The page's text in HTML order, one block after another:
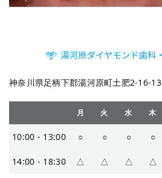
神奈川県足柄下郡湯河原町土肥2-16-13
月 火 水 木
10:00 - 13:00 ○ ○ ○ ○
14:00 - 18:30 △ △ △ △